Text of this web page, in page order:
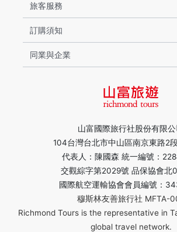
山富國際旅行社股份有限公
104台灣台北市中山區南京東路2
代表人：陳國森 統一編號：
交觀綜字第2029號 品保協會北
國際航空運輸協會會員編號：
穆斯林友善旅行社 MFTA-
Richmond Tours is the representative in
global travel network.
旅客服務
訂購須知
同業與企業